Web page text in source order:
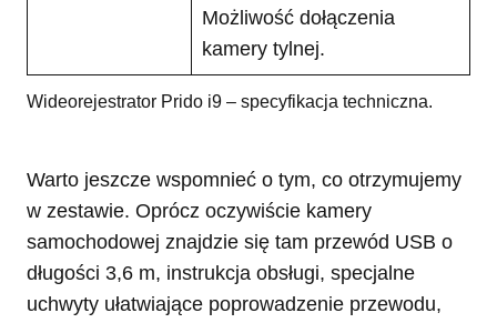
Możliwość dołączenia
kamery tylnej.
Wideorejestrator Prido i9 – specyfikacja techniczna.
Warto jeszcze wspomnieć o tym, co otrzymujemy
w zestawie. Oprócz oczywiście kamery
samochodowej znajdzie się tam przewód USB o
długości 3,6 m, instrukcja obsługi, specjalne
uchwyty ułatwiające poprowadzenie przewodu,